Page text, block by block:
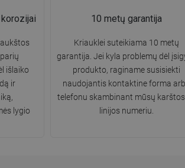
išlaiko
ir
lygio
10 metų garantija
Kriauklei suteikiama 10 metų
garantija. Jei kyla problemų dėl
produkto, raginame susisiekti
naudojantis kontaktine forma
telefonu skambinant mūsų
linijos numeriu.